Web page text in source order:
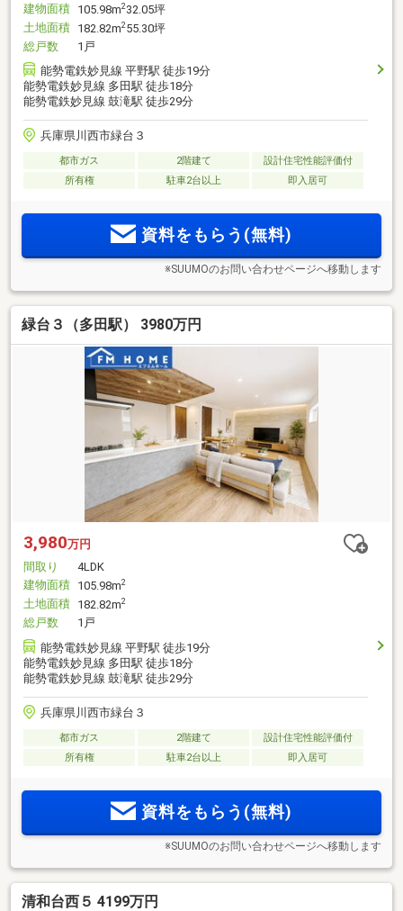
建物面積 105.98m2 32.05坪
土地面積 182.82m2 55.30坪
総戸数
1戸
能勢電鉄妙見線 平野駅 徒歩19分
能勢電鉄妙見線 多田駅 徒歩18分
能勢電鉄妙見線 鼓滝駅 徒歩29分
兵庫県川西市緑台３
都市ガス 2階建て
設計住宅性能評価付
所有権
駐車2台以上 即入居可
資料をもらう(無料)
※SUUMOのお問い合わせページへ移動します
緑台３（多田駅） 3980万円
3,980万円
間取り
4LDK
建物面積 105.98m2
土地面積 182.82m2
総戸数
1戸
能勢電鉄妙見線 平野駅 徒歩19分
能勢電鉄妙見線 多田駅 徒歩18分
能勢電鉄妙見線 鼓滝駅 徒歩29分
兵庫県川西市緑台３
都市ガス 2階建て
設計住宅性能評価付
所有権
駐車2台以上 即入居可
資料をもらう(無料)
※SUUMOのお問い合わせページへ移動します
清和台西５ 4199万円